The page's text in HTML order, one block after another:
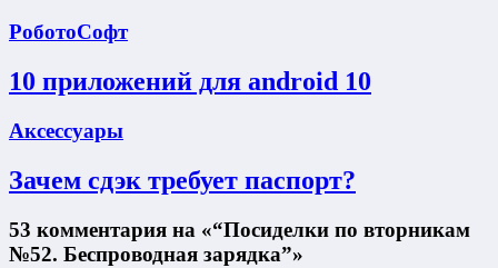
РоботоСофт
10 приложений для android 10
Аксессуары
Зачем сдэк требует паспорт?
53 комментария на «“Посиделки по вторникам
№52. Беспроводная зарядка”»